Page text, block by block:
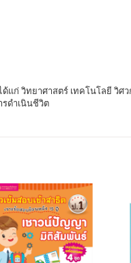
แก่ วิทยาศาสตร์ เทคโนโลยี วิ
ดำเนินชีวิต